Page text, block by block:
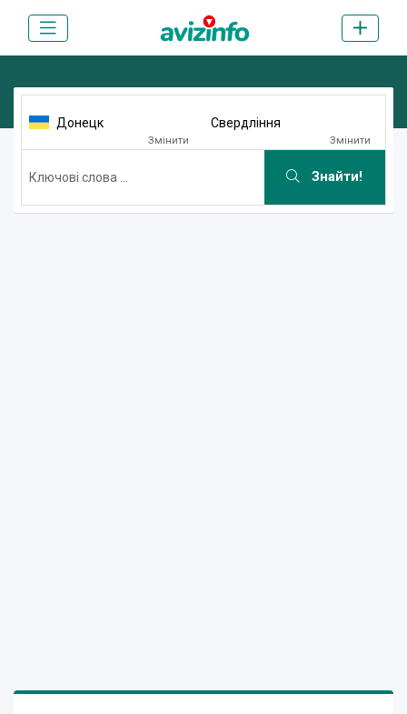
Донецк
Змінити
Свердління
Змінити
Знайти!